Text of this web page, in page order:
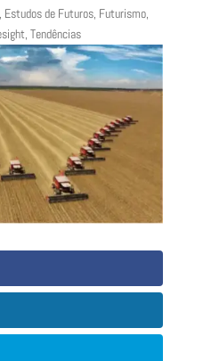
Estudos de Futuros, Futurismo,
, Tendências